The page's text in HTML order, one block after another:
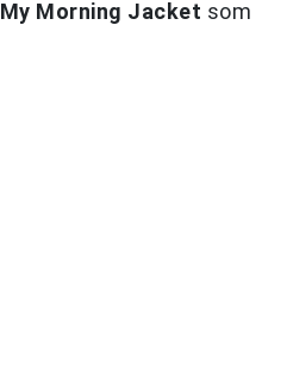
My Morning Jacket som